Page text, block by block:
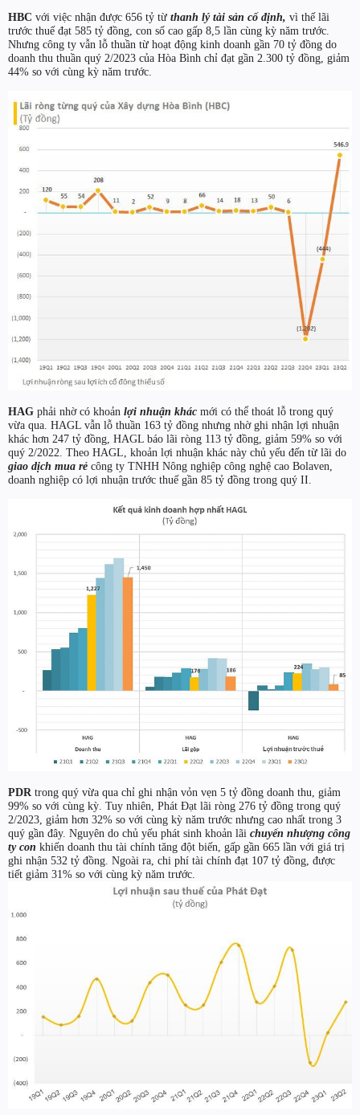
HBC với việc nhận được 656 tỷ từ thanh lý tài sản cố định, vì thế lãi
trước thuế đạt 585 tỷ đồng, con số cao gấp 8,5 lần cùng kỳ năm trước.
Nhưng công ty vẫn lỗ thuần từ hoạt động kinh doanh gần 70 tỷ đồng do
doanh thu thuần quý 2/2023 của Hòa Bình chỉ đạt gần 2.300 tỷ đồng, giảm
44% so với cùng kỳ năm trước.
HAG phải nhờ có khoản lợi nhuận khác mới có thể thoát lỗ trong quý
vừa qua. HAGL vẫn lỗ thuần 163 tỷ đồng nhưng nhờ ghi nhận lợi nhuận
khác hơn 247 tỷ đồng, HAGL báo lãi ròng 113 tỷ đồng, giảm 59% so với
quý 2/2022. Theo HAGL, khoản lợi nhuận khác này chủ yếu đến từ lãi do
giao dịch mua rẻ công ty TNHH Nông nghiệp công nghệ cao Bolaven,
doanh nghiệp có lợi nhuận trước thuế gần 85 tỷ đồng trong quý II.
PDR trong quý vừa qua chỉ ghi nhận vỏn vẹn 5 tỷ đồng doanh thu, giảm
99% so với cùng kỳ. Tuy nhiên, Phát Đạt lãi ròng 276 tỷ đồng trong quý
2/2023, giảm hơn 32% so với cùng kỳ năm trước nhưng cao nhất trong 3
quý gần đây. Nguyên do chủ yếu phát sinh khoản lãi chuyển nhượng công
ty con khiến doanh thu tài chính tăng đột biến, gấp gần 665 lần với giá trị
ghi nhận 532 tỷ đồng. Ngoài ra, chi phí tài chính đạt 107 tỷ đồng, được
tiết giảm 31% so với cùng kỳ năm trước.